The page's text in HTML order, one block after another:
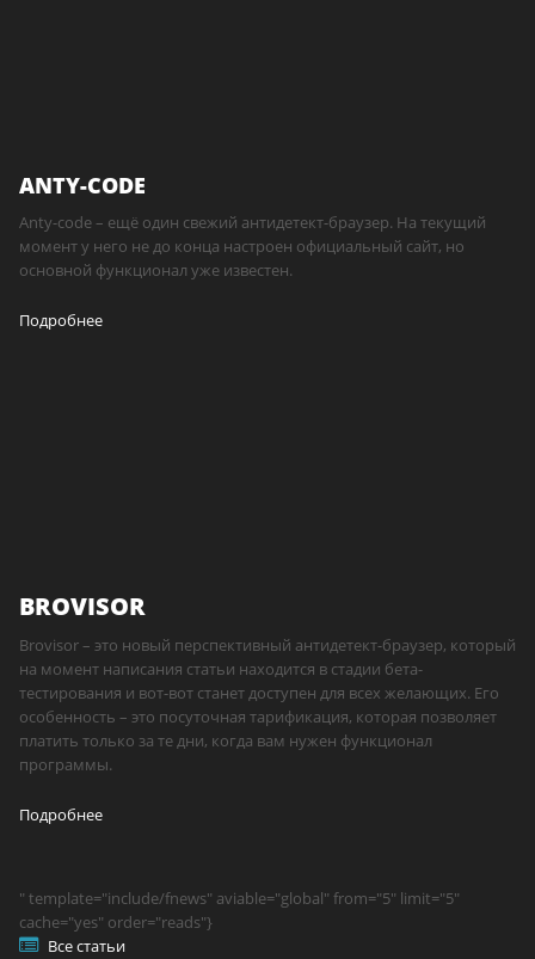
ANTY-CODE
Anty-code – ещё один свежий антидетект-браузер. На текущий
момент у него не до конца настроен официальный сайт, но
основной функционал уже известен.
Подробнее
BROVISOR
Brovisor – это новый перспективный антидетект-браузер, который
на момент написания статьи находится в стадии бета-
тестирования и вот-вот станет доступен для всех желающих. Его
особенность – это посуточная тарификация, которая позволяет
платить только за те дни, когда вам нужен функционал
программы.
Подробнее
" template="include/fnews" aviable="global" from="5" limit="5"
cache="yes" order="reads"}
Все статьи